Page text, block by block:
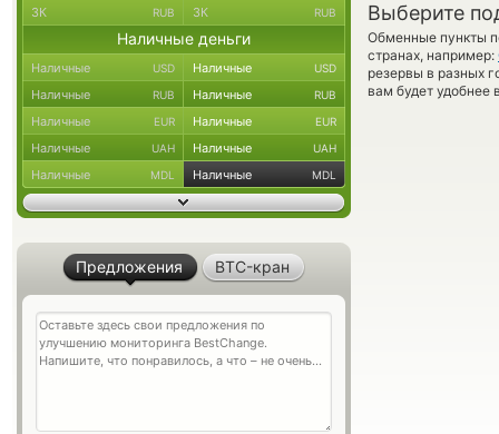
Выберите
Обменные пункты
странах, например:
резервы в разных
вам будет удобнее
ЗК RUB ЗК RUB
Наличные деньги
Наличные USD Наличные USD
Наличные RUB Наличные RUB
Наличные EUR Наличные EUR
Наличные UAH Наличные UAH
Наличные MDL Наличные MDL
Предложения BTC-кран